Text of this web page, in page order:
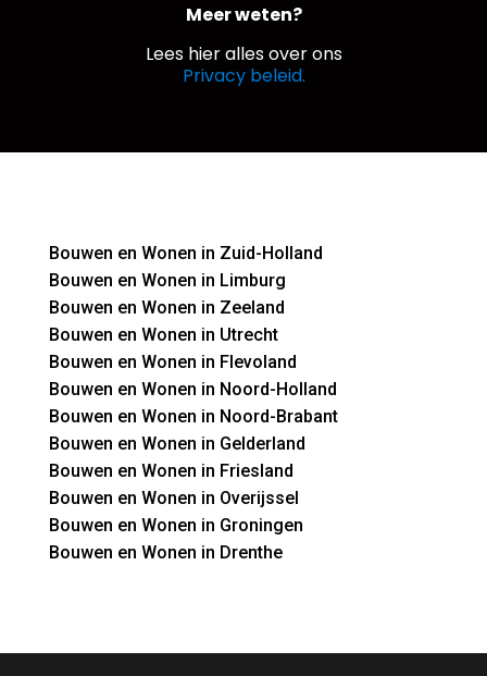
Meer weten?
Lees hier alles over ons
Privacy beleid.
Bouwen en Wonen in Zuid-Holland
Bouwen en Wonen in Limburg
Bouwen en Wonen in Zeeland
Bouwen en Wonen in Utrecht
Bouwen en Wonen in Flevoland
Bouwen en Wonen in Noord-Holland
Bouwen en Wonen in Noord-Brabant
Bouwen en Wonen in Gelderland
Bouwen en Wonen in Friesland
Bouwen en Wonen in Overijssel
Bouwen en Wonen in Groningen
Bouwen en Wonen in Drenthe